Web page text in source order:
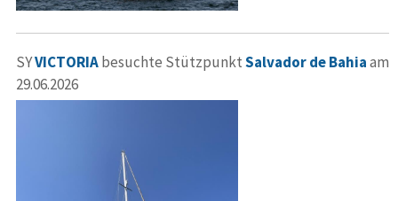
SYVICTORIAbesuchte StützpunktSalvador de Bahiaam
29.06.2026